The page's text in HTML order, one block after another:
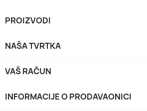
PROIZVODI
NAŠA TVRTKA
VAŠ RAČUN
INFORMACIJE O PRODAVAONICI